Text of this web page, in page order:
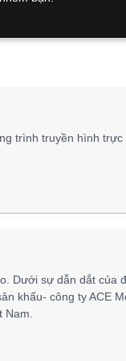
trình truyền hình trực
Dưới sự dẫn dắt của
khấu- công ty ACE